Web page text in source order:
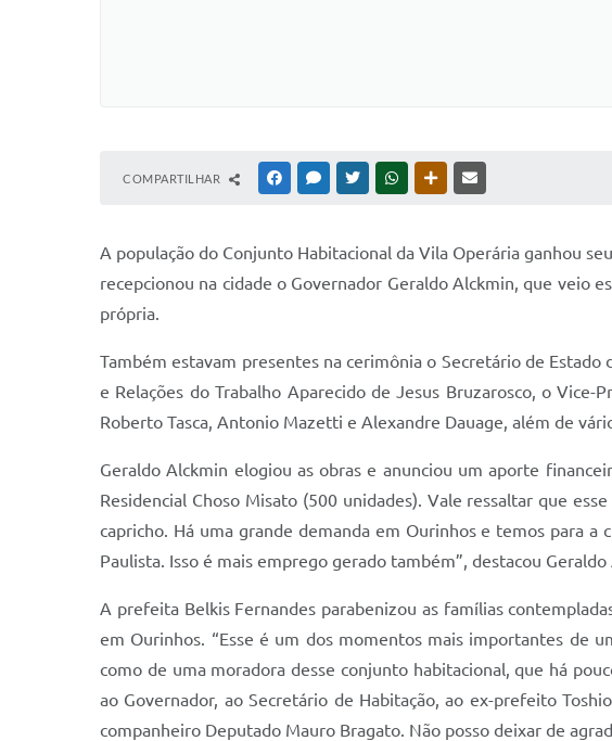
COMPARTILHAR FACEBOOKMESSENGER
TWITTERWHATSAPPOUTRAS MÍDIAS
A população do Conjunto Habitacional da Vila Operária ganhou
recepcionou na cidade o Governador Geraldo Alckmin, que veio
própria.
Também estavam presentes na cerimônia o Secretário de
e Relações do Trabalho Aparecido de Jesus Bruzarosco, o
Roberto Tasca, Antonio Mazetti e Alexandre Dauage, além de
Geraldo Alckmin elogiou as obras e anunciou um aporte
Residencial Choso Misato (500 unidades). Vale ressaltar que
capricho. Há uma grande demanda em Ourinhos e temos para
Paulista. Isso é mais emprego gerado também”, destacou Geraldo
A prefeita Belkis Fernandes parabenizou as famílias
em Ourinhos. “Esse é um dos momentos mais importantes de
como de uma moradora desse conjunto habitacional, que há
ao Governador, ao Secretário de Habitação, ao ex-prefeito
companheiro Deputado Mauro Bragato. Não posso deixar de